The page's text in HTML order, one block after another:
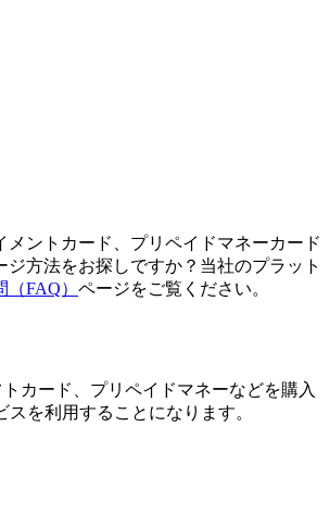
ントカード、プリペイドマネーカード
方法をお探しですか？当社のプラット
（FAQ） ページをご覧ください。
トカード、プリペイドマネーなどを購入
を利用することになります。